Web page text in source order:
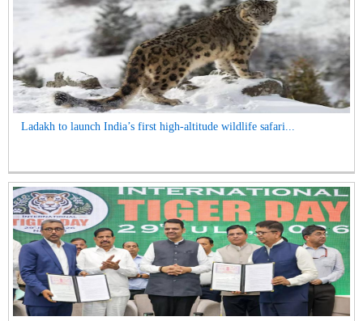
Ladakh to launch India’s first high-altitude wildlife safari...